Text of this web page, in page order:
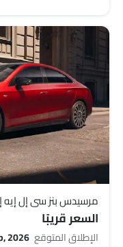
مرسيدس بنز سي إل إيه
السعر قريبًا
الإطلاق المتوقع 2026